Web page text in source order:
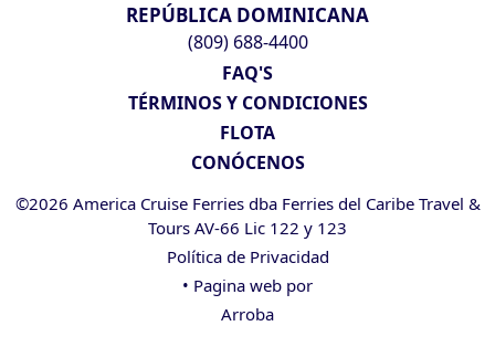
REPÚBLICA DOMINICANA
(809) 688-4400
FAQ'S
TÉRMINOS Y CONDICIONES
FLOTA
CONÓCENOS
©2026 America Cruise Ferries dba Ferries del Caribe Travel &
Tours AV-66 Lic 122 y 123
Política de Privacidad
• Pagina web por
Arroba